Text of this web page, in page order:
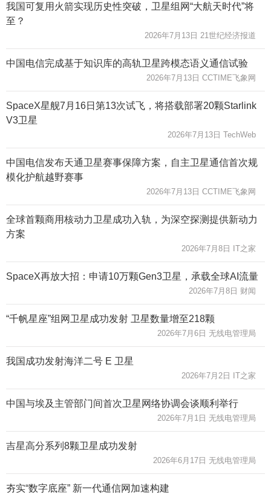
我国可复用火箭实现历史性突破，卫星组网“大航天时代”将
至？
2026年7月13日 21世纪经济报道
中国电信完成基于知识库的高轨卫星跨模态语义通信试验
2026年7月13日 CCTIME飞象网
SpaceX星舰7月16日第13次试飞，将搭载部署20颗Starlink
V3卫星
2026年7月13日 TechWeb
中国电信发布天通卫星赛事保障方案，自主卫星通信首次规
模化护航越野赛事
2026年7月13日 CCTIME飞象网
全球首颗商用核动力卫星成功入轨，为深空探测提供新动力
方案
2026年7月8日 IT之家
SpaceX再放大招：申请10万颗Gen3卫星，承载全球AI流量
2026年7月8日 财闻
“千帆星座”组网卫星成功发射 卫星数量增至218颗
2026年7月6日 无线电管理局
我国成功发射海洋二号 E 卫星
2026年7月2日 IT之家
中国与埃及主管部门间首次卫星网络协调会谈顺利举行
2026年7月1日 无线电管理局
吉星高分系列8颗卫星成功发射
2026年6月17日 无线电管理局
夯实“数字底座” 新一代通信网加速构建